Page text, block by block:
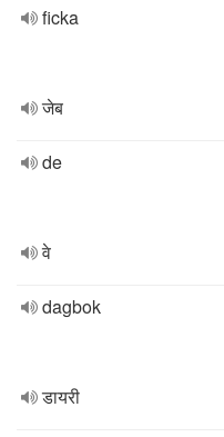
ficka
जेब
de
वे
dagbok
डायरी